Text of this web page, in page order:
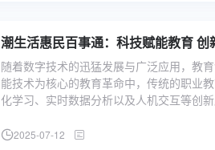
潮生活惠民百事通：科技赋能教育 创
随着数字技术的迅猛发展与广泛应用，教
能技术为核心的教育革命中，传统的职业
化学习、实时数据分析以及人机交互等创
2025-07-12